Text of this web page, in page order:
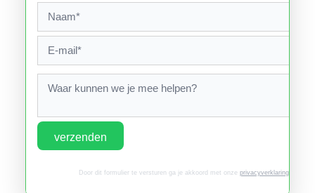
verzenden
Door dit formulier te versturen ga je akkoord met onze privacyverklaring.